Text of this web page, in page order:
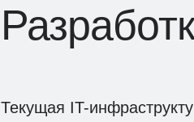
Текущая IT-